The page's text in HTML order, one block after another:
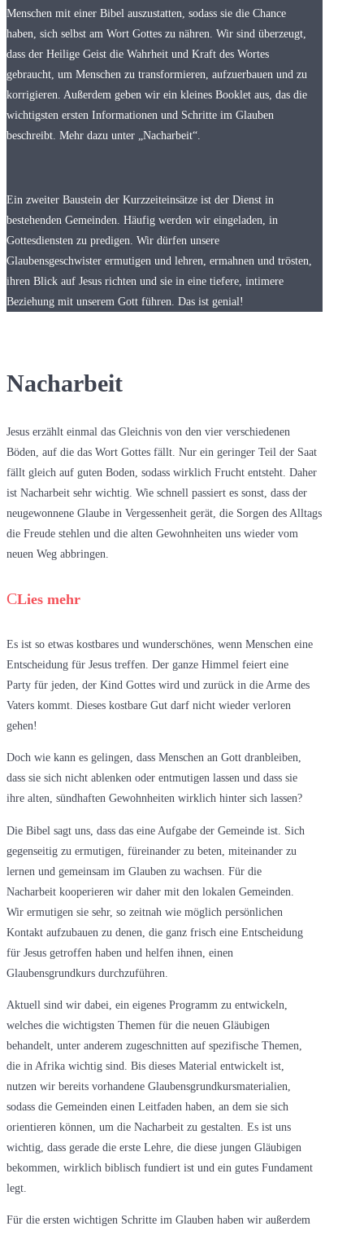
Menschen mit einer Bibel auszustatten, sodass sie die Chance
haben, sich selbst am Wort Gottes zu nähren. Wir sind überzeugt,
dass der Heilige Geist die Wahrheit und Kraft des Wortes
gebraucht, um Menschen zu transformieren, aufzuerbauen und zu
korrigieren. Außerdem geben wir ein kleines Booklet aus, das die
wichtigsten ersten Informationen und Schritte im Glauben
beschreibt. Mehr dazu unter „Nacharbeit“.
Ein zweiter Baustein der Kurzzeiteinsätze ist der Dienst in
bestehenden Gemeinden. Häufig werden wir eingeladen, in
Gottesdiensten zu predigen. Wir dürfen unsere
Glaubensgeschwister ermutigen und lehren, ermahnen und trösten,
ihren Blick auf Jesus richten und sie in eine tiefere, intimere
Beziehung mit unserem Gott führen. Das ist genial!
Nacharbeit
Jesus erzählt einmal das Gleichnis von den vier verschiedenen
Böden, auf die das Wort Gottes fällt. Nur ein geringer Teil der Saat
fällt gleich auf guten Boden, sodass wirklich Frucht entsteht. Daher
ist Nacharbeit sehr wichtig. Wie schnell passiert es sonst, dass der
neugewonnene Glaube in Vergessenheit gerät, die Sorgen des Alltags
die Freude stehlen und die alten Gewohnheiten uns wieder vom
neuen Weg abbringen.
Lies mehr
Es ist so etwas kostbares und wunderschönes, wenn Menschen eine
Entscheidung für Jesus treffen. Der ganze Himmel feiert eine
Party für jeden, der Kind Gottes wird und zurück in die Arme des
Vaters kommt. Dieses kostbare Gut darf nicht wieder verloren
gehen!
Doch wie kann es gelingen, dass Menschen an Gott dranbleiben,
dass sie sich nicht ablenken oder entmutigen lassen und dass sie
ihre alten, sündhaften Gewohnheiten wirklich hinter sich lassen?
Die Bibel sagt uns, dass das eine Aufgabe der Gemeinde ist. Sich
gegenseitig zu ermutigen, füreinander zu beten, miteinander zu
lernen und gemeinsam im Glauben zu wachsen. Für die
Nacharbeit kooperieren wir daher mit den lokalen Gemeinden.
Wir ermutigen sie sehr, so zeitnah wie möglich persönlichen
Kontakt aufzubauen zu denen, die ganz frisch eine Entscheidung
für Jesus getroffen haben und helfen ihnen, einen
Glaubensgrundkurs durchzuführen.
Aktuell sind wir dabei, ein eigenes Programm zu entwickeln,
welches die wichtigsten Themen für die neuen Gläubigen
behandelt, unter anderem zugeschnitten auf spezifische Themen,
die in Afrika wichtig sind. Bis dieses Material entwickelt ist,
nutzen wir bereits vorhandene Glaubensgrundkursmaterialien,
sodass die Gemeinden einen Leitfaden haben, an dem sie sich
orientieren können, um die Nacharbeit zu gestalten. Es ist uns
wichtig, dass gerade die erste Lehre, die diese jungen Gläubigen
bekommen, wirklich biblisch fundiert ist und ein gutes Fundament
legt.
Für die ersten wichtigen Schritte im Glauben haben wir außerdem